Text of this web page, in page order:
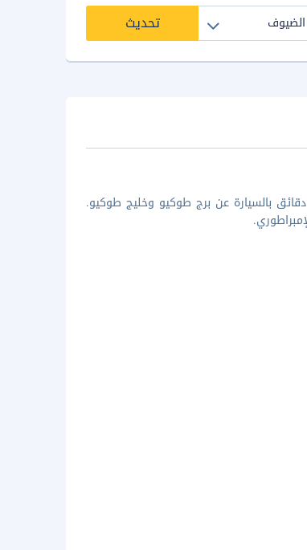
تحديث
إذا أقمت في دايوا روينيت هوتل طوكيو أوساكي، ستكون في مركز طوكيو، على بُعد 10 دقائق بالسيارة عن برج طوكيو وخليج طوكيو.